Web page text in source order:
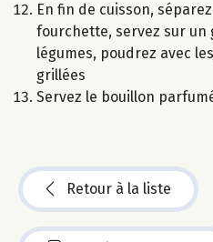
En fin de cuisson,
fourchette, servez sur un
légumes, poudrez avec
grillées
Servez le bouillon
Retour à la liste